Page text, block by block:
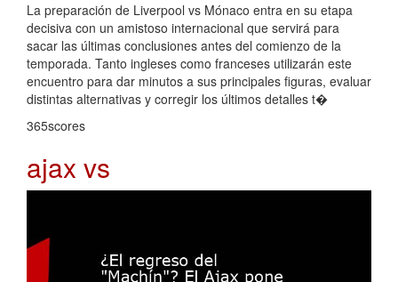
La preparación de Liverpool vs Mónaco entra en su etapa
decisiva con un amistoso internacional que servirá para
sacar las últimas conclusiones antes del comienzo de la
temporada. Tanto ingleses como franceses utilizarán este
encuentro para dar minutos a sus principales figuras, evaluar
distintas alternativas y corregir los últimos detalles t�
365scores
ajax vs